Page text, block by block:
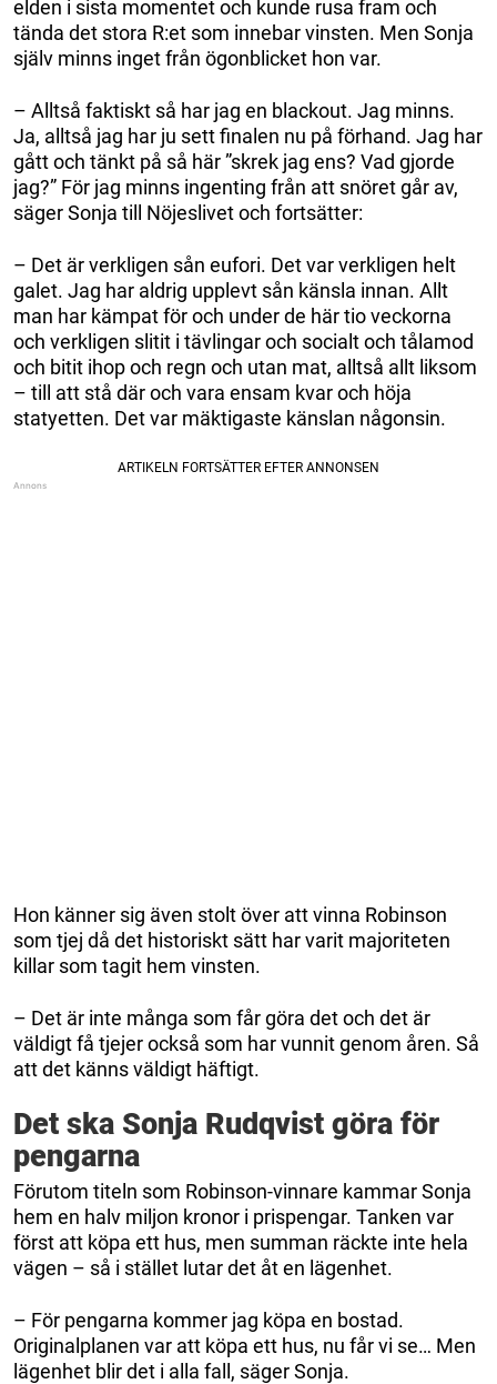
elden i sista momentet och kunde rusa fram och
tända det stora R:et som innebar vinsten. Men Sonja
själv minns inget från ögonblicket hon var.
– Alltså faktiskt så har jag en blackout. Jag minns.
Ja, alltså jag har ju sett finalen nu på förhand. Jag har
gått och tänkt på så här ”skrek jag ens? Vad gjorde
jag?” För jag minns ingenting från att snöret går av,
säger Sonja till Nöjeslivet och fortsätter:
– Det är verkligen sån eufori. Det var verkligen helt
galet. Jag har aldrig upplevt sån känsla innan. Allt
man har kämpat för och under de här tio veckorna
och verkligen slitit i tävlingar och socialt och tålamod
och bitit ihop och regn och utan mat, alltså allt liksom
– till att stå där och vara ensam kvar och höja
statyetten. Det var mäktigaste känslan någonsin.
Hon känner sig även stolt över att vinna Robinson
som tjej då det historiskt sätt har varit majoriteten
killar som tagit hem vinsten.
– Det är inte många som får göra det och det är
väldigt få tjejer också som har vunnit genom åren. Så
att det känns väldigt häftigt.
Det ska Sonja Rudqvist göra för
pengarna
Förutom titeln som Robinson-vinnare kammar Sonja
hem en halv miljon kronor i prispengar. Tanken var
först att köpa ett hus, men summan räckte inte hela
vägen – så i stället lutar det åt en lägenhet.
– För pengarna kommer jag köpa en bostad.
Originalplanen var att köpa ett hus, nu får vi se… Men
lägenhet blir det i alla fall, säger Sonja.